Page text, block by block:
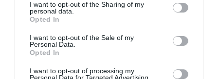
I want to opt-out of the Sharing of my
personal data.
Opted In
I want to opt-out of the Sale of my
Personal Data.
Opted In
I want to opt-out of processing my